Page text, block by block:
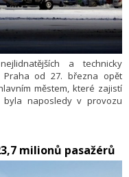
a technicky
Praha od 27. března opět
městem, které zajistí
byla naposledy v provozu
milionů pasažérů